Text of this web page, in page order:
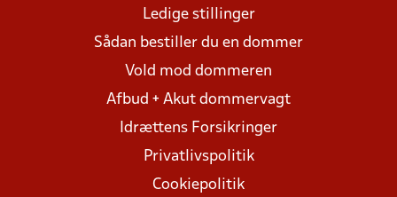
Ledige stillinger
Sådan bestiller du en dommer
Vold mod dommeren
Afbud + Akut dommervagt
Idrættens Forsikringer
Privatlivspolitik
Cookiepolitik